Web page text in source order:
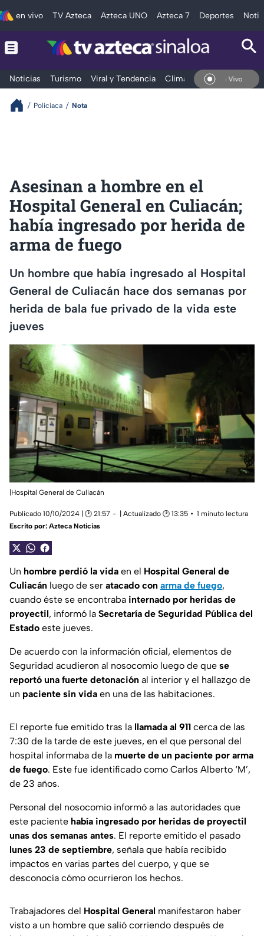
en vivo TV Azteca Azteca UNO Azteca 7 Deportes
Noticias Turismo Viral y Tendencia Clima Deportes
En Vivo
Policiaca Nota
Asesinan a hombre en el
Hospital General en Culiacán;
había ingresado por herida de
arma de fuego
Un hombre que había ingresado al Hospital
General de Culiacán hace dos semanas por
herida de bala fue privado de la vida este
jueves
|Hospital General de Culiacán
Publicado 10/10/2024 | 🕑 21:57 | Actualizado 🕑 13:35
1 minuto lectura
Escrito por: Azteca Noticias
Un hombre perdió la vida en el Hospital General de
Culiacán luego de ser atacado con arma de fuego,
cuando éste se encontraba internado por heridas de
proyectil, informó la Secretaría de Seguridad Pública del
Estado este jueves.
De acuerdo con la información oficial, elementos de
Seguridad acudieron al nosocomio luego de que se
reportó una fuerte detonación al interior y el hallazgo de
un paciente sin vida en una de las habitaciones.
El reporte fue emitido tras la llamada al 911 cerca de las
7:30 de la tarde de este jueves, en el que personal del
hospital informaba de la muerte de un paciente por arma
de fuego. Este fue identificado como Carlos Alberto ‘M’,
de 23 años.
Personal del nosocomio informó a las autoridades que
este paciente había ingresado por heridas de proyectil
unas dos semanas antes. El reporte emitido el pasado
lunes 23 de septiembre, señala que había recibido
impactos en varias partes del cuerpo, y que se
desconocía cómo ocurrieron los hechos.
Trabajadores del Hospital General manifestaron haber
visto a un hombre que salió corriendo después de